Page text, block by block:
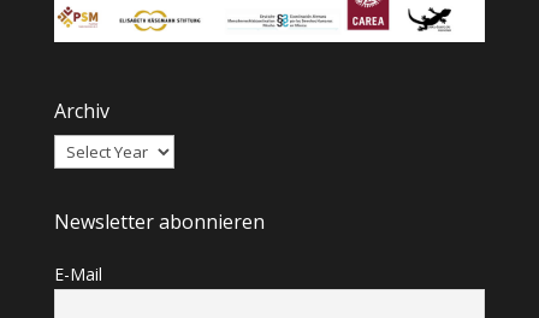
Archiv
Newsletter abonnieren
E-Mail